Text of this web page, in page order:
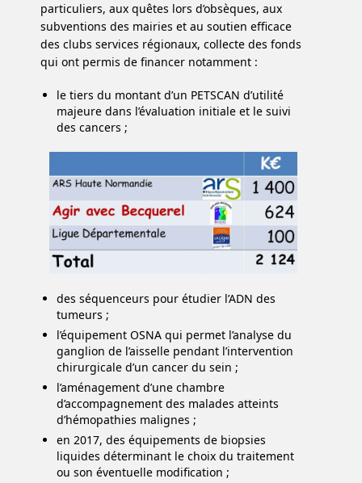
particuliers, aux quêtes lors d’obsèques, aux
subventions des mairies et au soutien efficace
des clubs services régionaux, collecte des fonds
qui ont permis de financer notamment :
le tiers du montant d’un PETSCAN d’utilité
majeure dans l’évaluation initiale et le suivi
des cancers ;
des séquenceurs pour étudier l’ADN des
tumeurs ;
l’équipement OSNA qui permet l’analyse du
ganglion de l’aisselle pendant l’intervention
chirurgicale d’un cancer du sein ;
l’aménagement d’une chambre
d’accompagnement des malades atteints
d’hémopathies malignes ;
en 2017, des équipements de biopsies
liquides déterminant le choix du traitement
ou son éventuelle modification ;